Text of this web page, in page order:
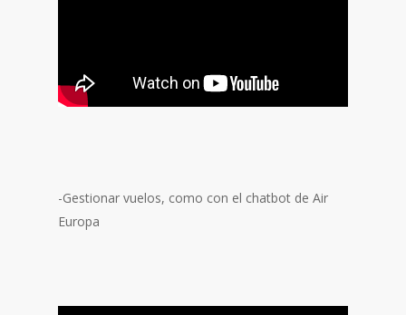
-Gestionar vuelos, como con el chatbot de Air
Europa